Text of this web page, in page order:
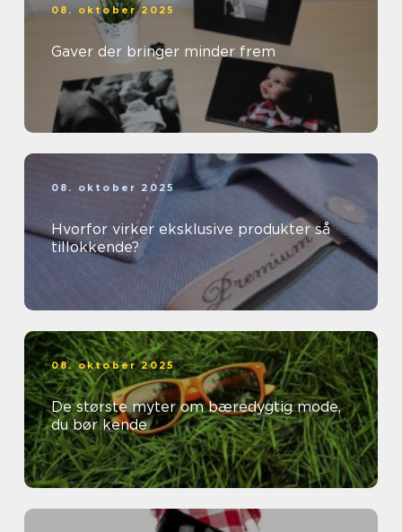
08. oktober 2025
Gaver der bringer minder frem
08. oktober 2025
Hvorfor virker eksklusive produkter så
tillokkende?
08. oktober 2025
De største myter om bæredygtig mode,
du bør kende